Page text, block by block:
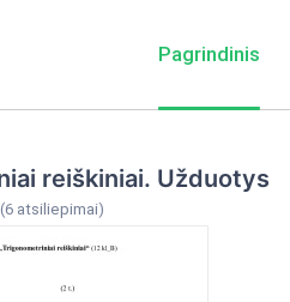
Pagrindinis
reiškiniai. Užduotys
atsiliepimai)